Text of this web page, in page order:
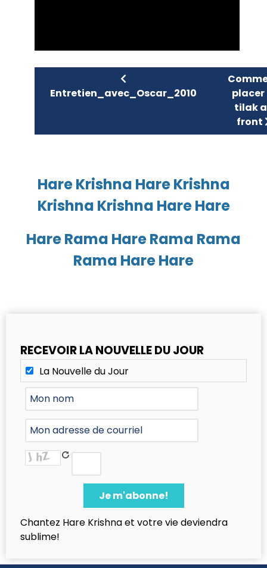
Article précédent :
Entretien_avec_Oscar_2010
Article
placer
tilak
front
Hare Krishna Hare Krishna
Krishna Krishna Hare Hare
Hare Rama Hare Rama Rama
Rama Hare Hare
RECEVOIR LA NOUVELLE DU JOUR
La Nouvelle du Jour
Chantez Hare Krishna et votre vie deviendra
sublime!